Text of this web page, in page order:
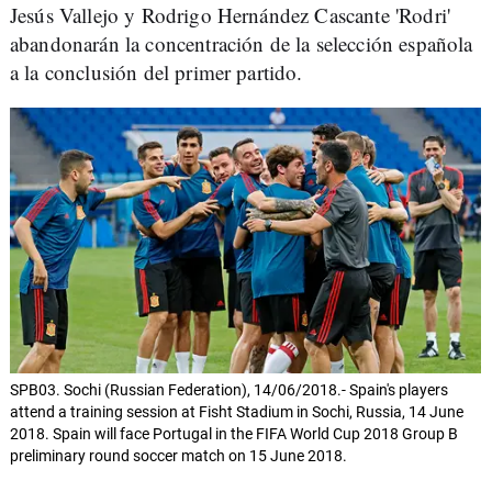
Jesús Vallejo y Rodrigo Hernández Cascante 'Rodri'
abandonarán la concentración de la selección española
a la conclusión del primer partido.
SPB03. Sochi (Russian Federation), 14/06/2018.- Spain's players
attend a training session at Fisht Stadium in Sochi, Russia, 14 June
2018. Spain will face Portugal in the FIFA World Cup 2018 Group B
preliminary round soccer match on 15 June 2018.